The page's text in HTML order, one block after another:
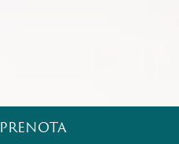
PRENOTA